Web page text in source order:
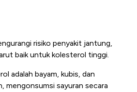
risiko penyakit jantung,
baik untuk kolesterol tinggi.
adalah bayam, kubis, dan
mengonsumsi sayuran secara